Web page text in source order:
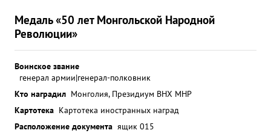
Медаль «50 лет Монгольской Народной
Революции»
Воинское звание
генерал армии|генерал-полковник
Кто наградил Монголия, Президиум ВНХ МНР
Картотека Картотека иностранных наград
Расположение документа ящик 015